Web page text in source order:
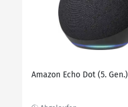
Amazon Echo Dot (5. Gen.)